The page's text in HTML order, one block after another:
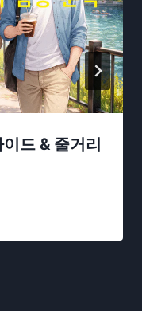
드 & 줄거리